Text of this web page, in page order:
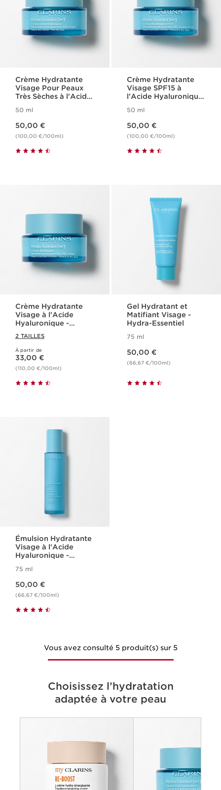
Crème Hydratante
Visage Pour Peaux
Très Sèches à l'Acide
Hydra-Essentiel
50 ml
50,00 €
(100,00 €/100ml)
Crème Hydratante
Visage SPF15 à
l'Acide Hyaluronique
50 ml
50,00 €
(100,00 €/100ml)
Crème Hydratante
Visage à l'Acide
Hyaluronique -
2 TAILLES
À partir de
Nouveau prix 33,00 €
33,00 €
(110,00 €/100ml)
Gel Hydratant et
Matifiant Visage -
Hydra-Essentiel
75 ml
50,00 €
(66,67 €/100ml)
Émulsion Hydratante
Visage à l'Acide
Hyaluronique -
75 ml
50,00 €
(66,67 €/100ml)
Vous avez consulté 5 produit(s) sur 5
Choisissez l’hydratation
adaptée à votre peau
Principaux avantages